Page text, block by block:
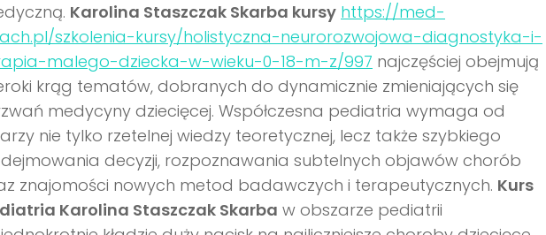
Karolina Staszczak Skarba kursy https://med-
szkolenia-kursy/holistyczna-neurorozwojowa-diagnostyka-i-
malego-dziecka-w-wieku-0-18-m-z/997 najczęściej obejmują
krąg tematów, dobranych do dynamicznie zmieniających się
medycyny dziecięcej. Współczesna pediatria wymaga od
nie tylko rzetelnej wiedzy teoretycznej, lecz także szybkiego
decyzji, rozpoznawania subtelnych objawów chorób
znajomości nowych metod badawczych i terapeutycznych. Kurs
Karolina Staszczak Skarba w obszarze pediatrii